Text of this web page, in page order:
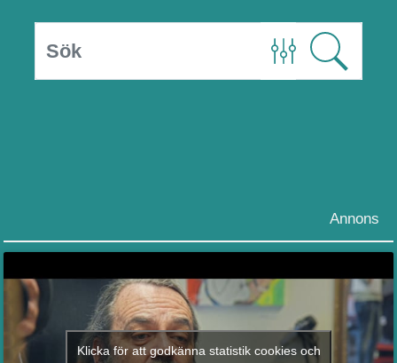
Annons
Klicka för att godkänna statistik cookies och